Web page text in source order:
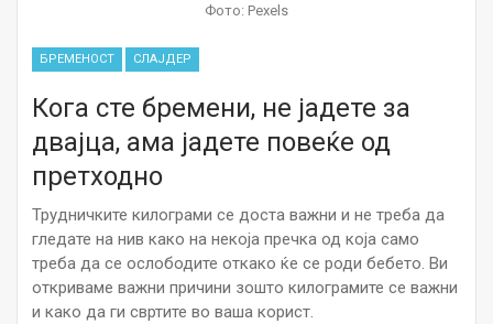
Фото: Pexels
БРЕМЕНОСТ СЛАЈДЕР
Кога сте бремени, не јадете за
двајца, ама јадете повеќе од
претходно
Трудничките килограми се доста важни и не треба да
гледате на нив како на некоја пречка од која само
треба да се ослободите откако ќе се роди бебето. Ви
откриваме важни причини зошто килограмите се важни
и како да ги свртите во ваша корист.